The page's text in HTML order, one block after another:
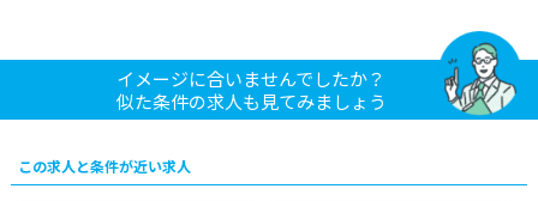
イメージに合いませんでしたか？
似た条件の求人も見てみましょう
この求人と条件が近い求人